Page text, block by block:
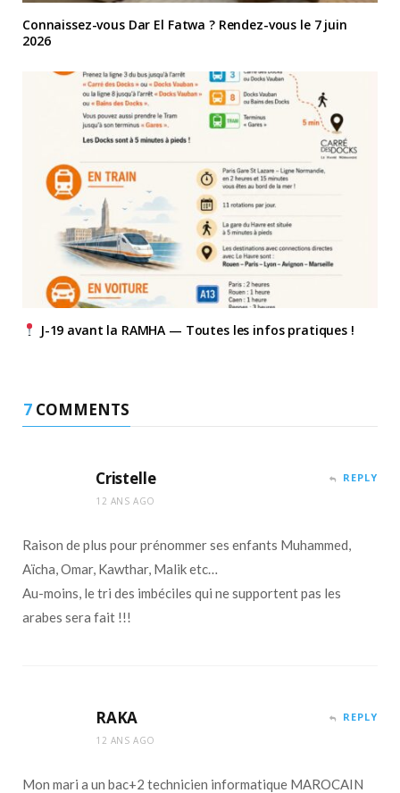
Connaissez-vous Dar El Fatwa ? Rendez-vous le 7 juin
2026
J-19 avant la RAMHA — Toutes les infos pratiques !
7 COMMENTS
Cristelle
12 ANS AGO
REPLY
Raison de plus pour prénommer ses enfants Muhammed,
Aïcha, Omar, Kawthar, Malik etc…
Au-moins, le tri des imbéciles qui ne supportent pas les
arabes sera fait !!!
RAKA
12 ANS AGO
REPLY
Mon mari a un bac+2 technicien informatique MAROCAIN